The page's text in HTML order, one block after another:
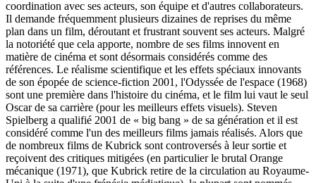
coordination avec ses acteurs, son équipe et d'autres collaborateurs.
Il demande fréquemment plusieurs dizaines de reprises du même
plan dans un film, déroutant et frustrant souvent ses acteurs. Malgré
la notoriété que cela apporte, nombre de ses films innovent en
matière de cinéma et sont désormais considérés comme des
références. Le réalisme scientifique et les effets spéciaux innovants
de son épopée de science-fiction 2001, l'Odyssée de l'espace (1968)
sont une première dans l'histoire du cinéma, et le film lui vaut le seul
Oscar de sa carrière (pour les meilleurs effets visuels). Steven
Spielberg a qualifié 2001 de « big bang » de sa génération et il est
considéré comme l'un des meilleurs films jamais réalisés. Alors que
de nombreux films de Kubrick sont controversés à leur sortie et
reçoivent des critiques mitigées (en particulier le brutal Orange
mécanique (1971), que Kubrick retire de la circulation au Royaume-